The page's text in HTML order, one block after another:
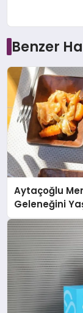
Benzer
Aytaçoğlu
Geleneğini